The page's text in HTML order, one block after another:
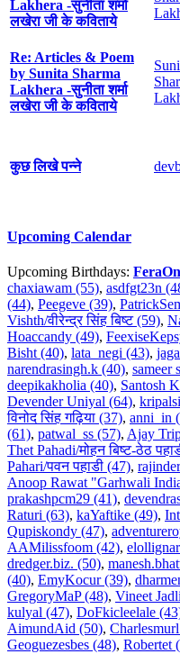
Lakhera -सुनीता शर्मा
लखेरा जी के कविताये
Re: Articles & Poem
by Sunita Sharma
Lakhera -सुनीता शर्मा
लखेरा जी के कविताये
कुछ लिखे पन्ने
Upcoming Calendar
Upcoming Birthdays:
chaxiawam (55), asdfgt23n
(44), Peegeve (39),
Vishth/वीरेन्द्र सिंह बिष्ट (59),
Hoaccandy (49),
Bisht (40), lata_negi (43),
narendrasingh.k (40), sameer
deepikakholia (40), Santosh
Devender Uniyal (64),
विनोद सिंह गढ़िया (37), anni_in
(61), patwal_ss (57), Ajay
Thet Pahadi/मोहन बिष्ट-ठेठ
Pahari/पवन पहाडी (47),
Anoop Rawat "Garhwali
prakashpcm29 (41),
Raturi (63), kaYaftike (49),
Qupiskondy (47),
AAMilissfoom (42),
dredger.biz. (50),
(40), EmyKocur (39),
GregoryMaP (48), Vineet
kulyal (47), DoFkicleelale
AimundAid (50),
Geoguezesbes (48), Robertet